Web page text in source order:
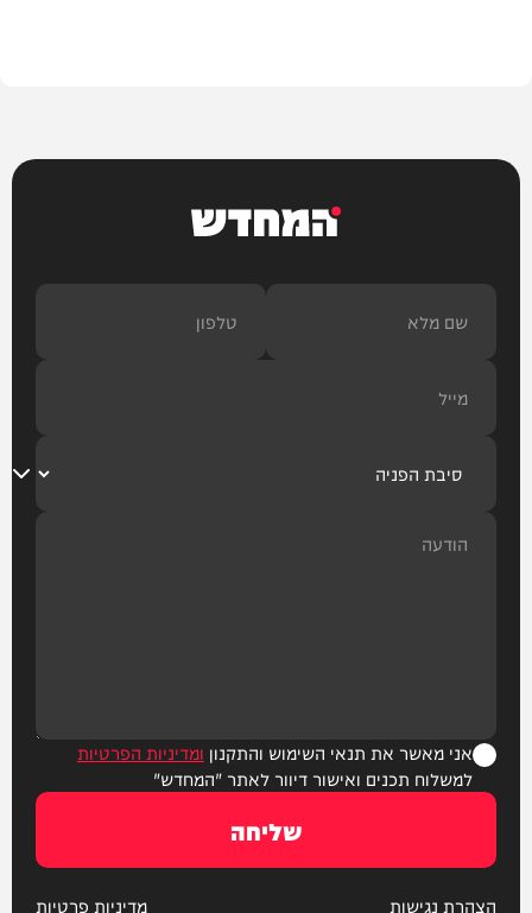
המחדש
אני מאשר את תנאי השימוש והתקנון ומדיניות הפרטיות
למשלוח תכנים ואישור דיוור לאתר "המחדש"
שליחה
הצהרת נגישות מדיניות פרטיות